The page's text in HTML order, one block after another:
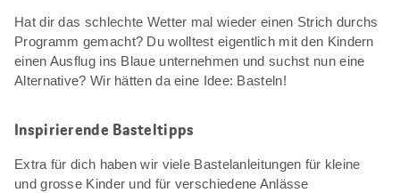
Hat dir das schlechte Wetter mal wieder einen Strich durchs
Programm gemacht? Du wolltest eigentlich mit den Kindern
einen Ausflug ins Blaue unternehmen und suchst nun eine
Alternative? Wir hätten da eine Idee: Basteln!
Inspirierende Basteltipps
Extra für dich haben wir viele Bastelanleitungen für kleine
und grosse Kinder und für verschiedene Anlässe